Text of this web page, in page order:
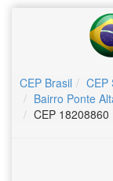
CEP Brasil CEP
Bairro Ponte
CEP